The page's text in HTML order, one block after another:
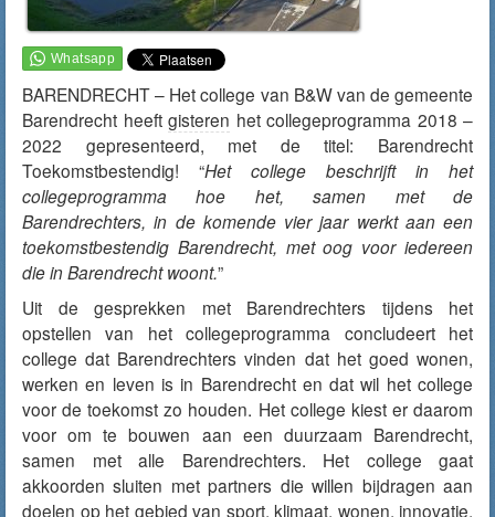
BARENDRECHT – Het college van B&W van de gemeente
Barendrecht heeft gisteren het collegeprogramma 2018 –
2022 gepresenteerd, met de titel: Barendrecht
Toekomstbestendig! “Het college beschrijft in het
collegeprogramma hoe het, samen met de
Barendrechters, in de komende vier jaar werkt aan een
toekomstbestendig Barendrecht, met oog voor iedereen
die in Barendrecht woont.”
Uit de gesprekken met Barendrechters tijdens het
opstellen van het collegeprogramma concludeert het
college dat Barendrechters vinden dat het goed wonen,
werken en leven is in Barendrecht en dat wil het college
voor de toekomst zo houden. Het college kiest er daarom
voor om te bouwen aan een duurzaam Barendrecht,
samen met alle Barendrechters. Het college gaat
akkoorden sluiten met partners die willen bijdragen aan
doelen op het gebied van sport, klimaat, wonen, innovatie,